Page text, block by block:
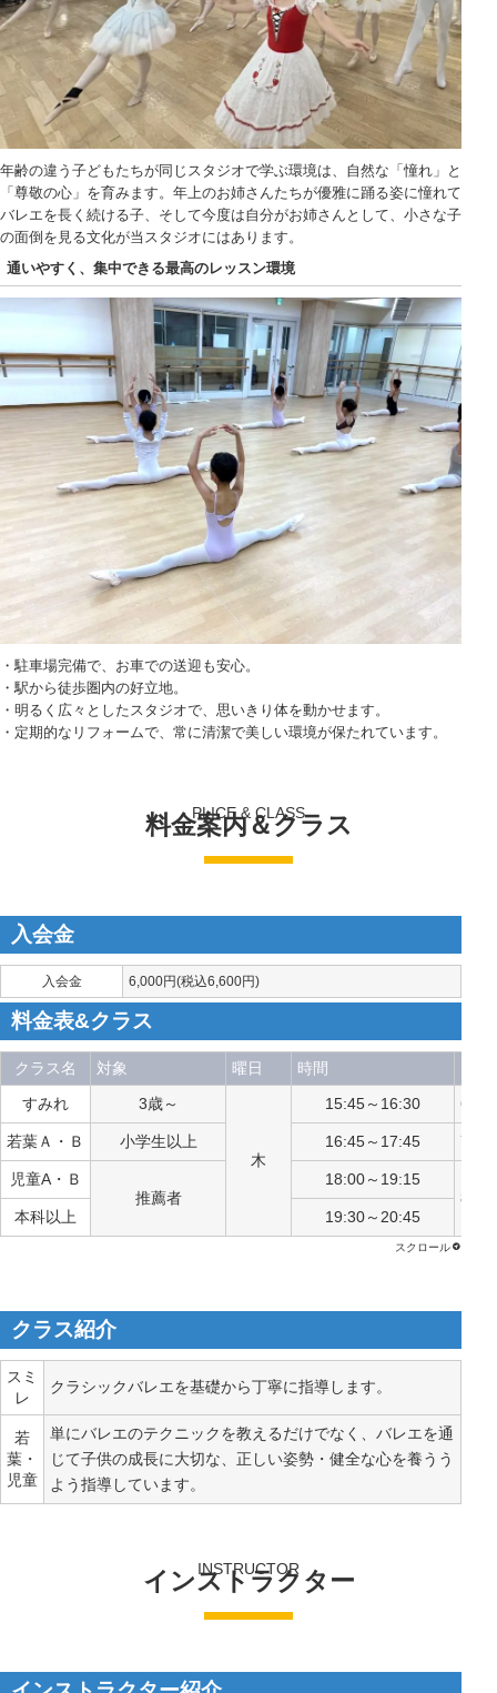
年齢の違う子どもたちが同じスタジオで学ぶ環境は、自然な「憧れ」と
「尊敬の心」を育みます。年上のお姉さんたちが優雅に踊る姿に憧れて
バレエを長く続ける子、そして今度は自分がお姉さんとして、小さな子
の面倒を見る文化が当スタジオにはあります。
通いやすく、集中できる最高のレッスン環境
・駐車場完備で、お車での送迎も安心。
・駅から徒歩圏内の好立地。
・明るく広々としたスタジオで、思いきり体を動かせます。
・定期的なリフォームで、常に清潔で美しい環境が保たれています。
PLICE & CLASS
料金案内＆クラス
入会金
入会金 6,000円(税込6,600円)
料金表&クラス
クラス名 対象 曜日 時間
すみれ
3歳～
木
15:45～16:30
若葉Ａ・Ｂ 小学生以上 16:45～17:45
児童A・Ｂ
推薦者
18:00～19:15
本科以上
19:30～20:45
クラス紹介
スミ
レ
クラシックバレエを基礎から丁寧に指導します。
若
葉・
児童
単にバレエのテクニックを教えるだけでなく、バレエを通
じて子供の成長に大切な、正しい姿勢・健全な心を養うう
よう指導しています。
INSTRUCTOR
インストラクター